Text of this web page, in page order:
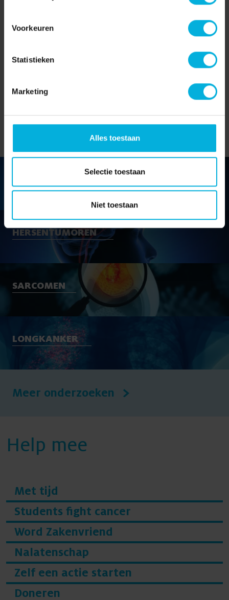
Voorkeuren
Statistieken
Marketing
Alles toestaan
Selectie toestaan
Niet toestaan
Onze
onderzoeksgebieden
HERSENTUMOREN
SARCOMEN
LONGKANKER
Meer onderzoeken
Help mee
Met tijd
Students fight cancer
Word Zakenvriend
Nalatenschap
Zelf een actie starten
Doneren